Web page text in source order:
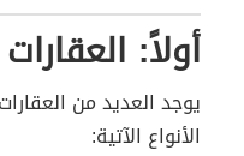
أولاً:
يوجد العديد من
الأنواع الآتية: